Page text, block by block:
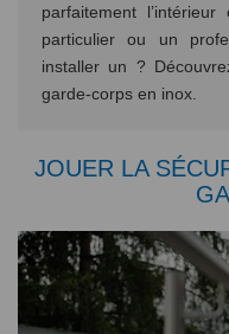
parfaitement
particulier ou un
installer un ?
garde-corps en inox.
JOUER LA